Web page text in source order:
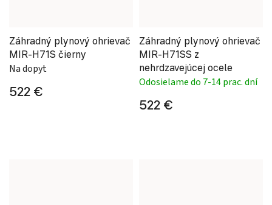
Záhradný plynový ohrievač
MIR-H71S čierny
Na dopyt
522 €
Záhradný plynový ohrievač
MIR-H71SS z
nehrdzavejúcej ocele
Odosielame do 7-14 prac. dní
522 €